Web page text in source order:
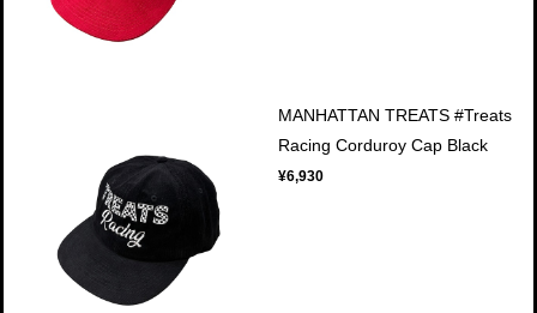
MANHATTAN TREATS #Treats
Racing Corduroy Cap Black
¥6,930